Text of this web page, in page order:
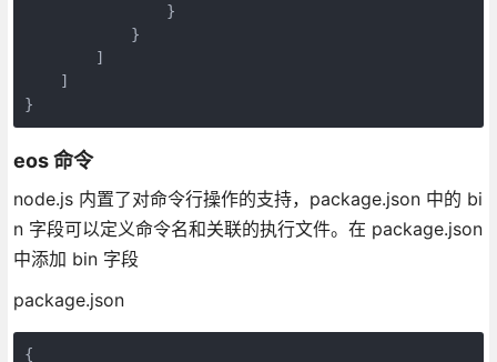
                }
            }
        ]
    ]
}
eos 命令
node.js 内置了对命令行操作的支持，package.json 中的 bi
n 字段可以定义命令名和关联的执行文件。在 package.json
中添加 bin 字段
package.json
{